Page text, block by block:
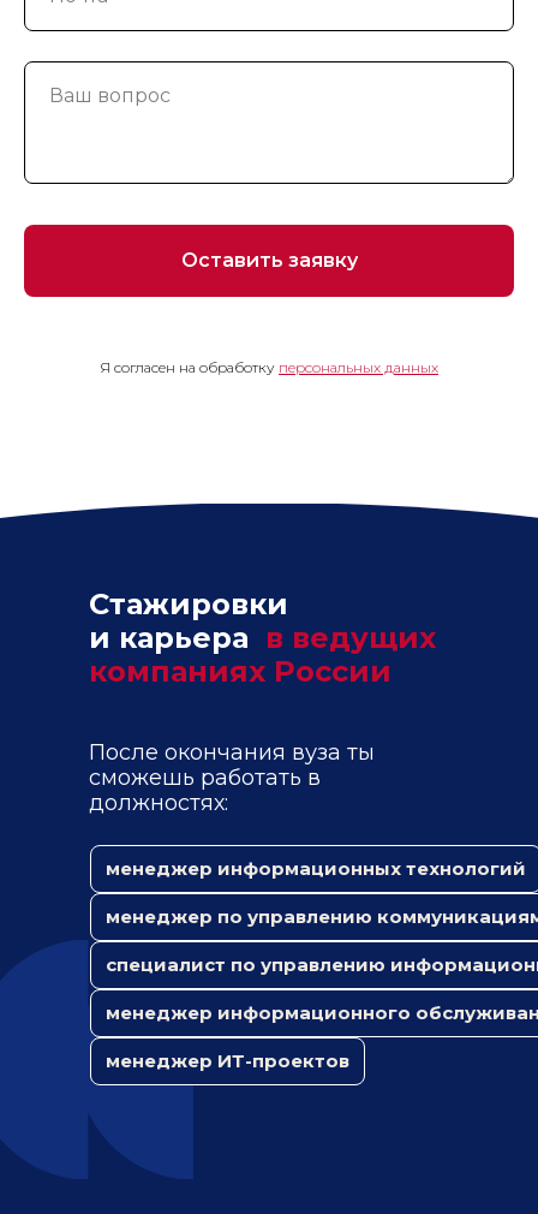
Оставить заявку
Я согласен на обработку персональных данных
менеджер информационных технологий
менеджер по управлению
специалист по управлению
менеджер информационного
менеджер ИТ-проектов
После окончания вуза ты
сможешь работать в
должностях:
Стажировки
и карьера в ведущих
компаниях России